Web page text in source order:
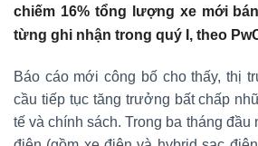
chiếm 16% tổng lượng xe mới
từng ghi nhận trong quý I, theo
Báo cáo mới công bố cho thấy, thị
cầu tiếp tục tăng trưởng bất chấp
tế và chính sách. Trong ba tháng đầu